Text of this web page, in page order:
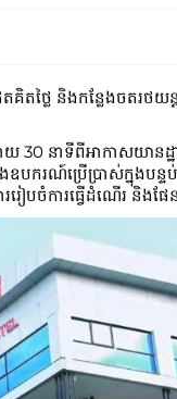
ថ្លៃ និងកន្លែងចតរថយ
30 នាទីពីអាកាសយានដ្
បករណ៍ប្រើប្រាស់ក្នុងប
ចំការធ្វើដំណើរ និងផែន